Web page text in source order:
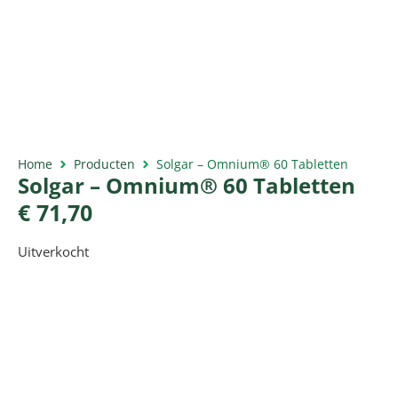
Home Producten Solgar – Omnium® 60 Tabletten
Solgar – Omnium® 60 Tabletten
€ 71,70
Uitverkocht